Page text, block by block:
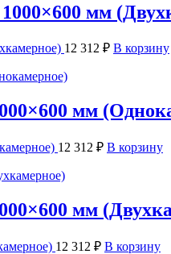
мм
12 312 ₽ В корзину
мм
12 312 ₽ В корзину
мм
12 312 ₽ В корзину